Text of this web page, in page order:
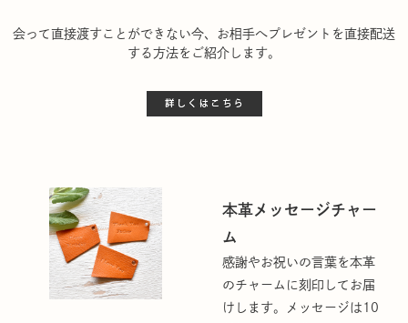
会って直接渡すことができない今、お相手へプレゼントを直接配送
する方法をご紹介します。
本革メッセージチャー
ム
感謝やお祝いの言葉を本革
のチャームに刻印してお届
けします。メッセージは10